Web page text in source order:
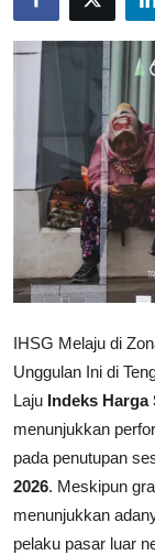
IHSG Melaju di
Unggulan Ini di
Laju Indeks Harga
menunjukkan
pada penutupan
2026. Meskipun
menunjukkan
pelaku pasar luar